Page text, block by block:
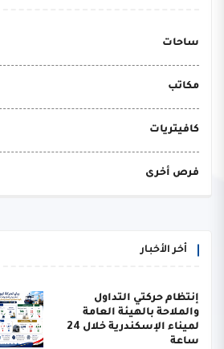
ساحات
مكاتب
كافيتريات
فرص أخرى
أخر الأخبار
إنتظام حركتي التداول
والملاحة بالهيئة العامة
لميناء الإسكندرية خلال 24
ساعة